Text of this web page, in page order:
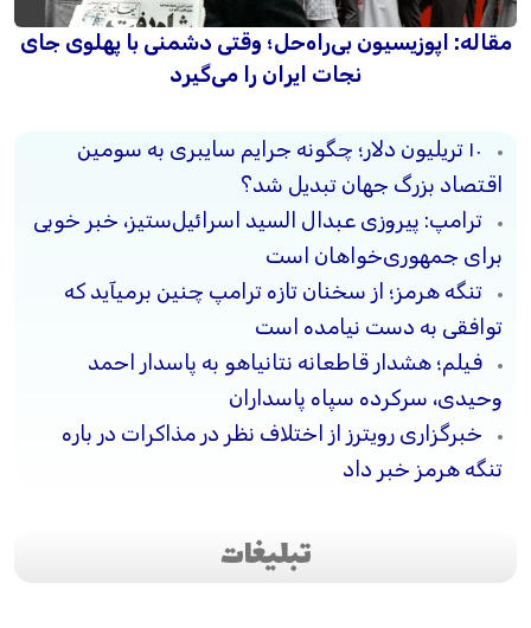
مقاله: اپوزیسیون بی‌راه‌حل؛ وقتی دشمنی با پهلوی جای
نجات ایران را می‌گیرد
۱۰ تریلیون دلار؛ چگونه جرایم سایبری به سومین
اقتصاد بزرگ جهان تبدیل شد؟
ترامپ: پیروزی عبدال السید اسرائیل‌ستیز، خبر خوبی
برای جمهوری‌خواهان است
تنگه هرمز؛ از سخنان تازه ترامپ چنین برمیآید که
توافقی به دست نیامده است
فیلم؛ هشدار قاطعانه نتانیاهو به پاسدار احمد
وحیدی، سرکرده سپاه پاسداران
خبرگزاری رویترز از اختلاف نظر در مذاکرات در باره
تنگه هرمز خبر داد
تبلیغات